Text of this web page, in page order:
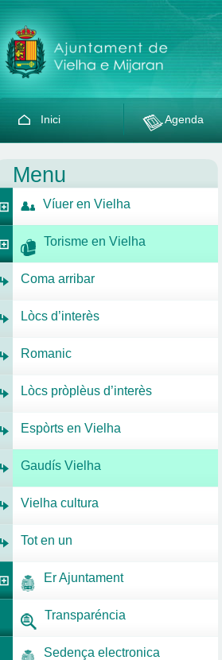
Inici Agenda
Menu
Víuer en Vielha
Torisme en Vielha
Coma arribar
Lòcs d’interès
Romanic
Lòcs pròplèus d’interès
Espòrts en Vielha
Gaudís Vielha
Vielha cultura
Tot en un
Er Ajuntament
Transparéncia
Sedença electronica